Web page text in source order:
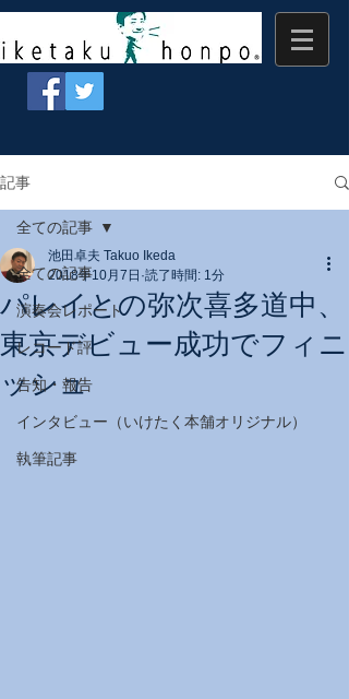
記事
全ての記事
演奏会レポート
レコード評
告知・報告
インタビュー（いけたく本舗オリジナル）
執筆記事
全ての記事
パレイとの弥次喜多道中、
東京デビュー成功でフィニ
ッシュ
池田卓夫 Takuo Ikeda
2018年10月7日 読了時間: 1分